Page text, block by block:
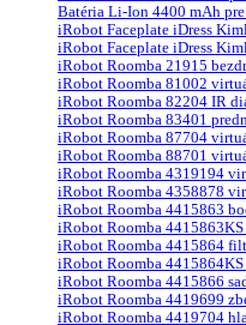
Batéria Li-Ion 4400 mAh
iRobot Faceplate iDress
iRobot Faceplate iDress
iRobot Roomba 21915
iRobot Roomba 81002
iRobot Roomba 82204 IR
iRobot Roomba 83401
iRobot Roomba 87704
iRobot Roomba 88701
iRobot Roomba 4319194
iRobot Roomba 4358878
iRobot Roomba 4415863
iRobot Roomba
iRobot Roomba 4415864
iRobot Roomba
iRobot Roomba 4415866
iRobot Roomba 4419699
iRobot Roomba 4419704